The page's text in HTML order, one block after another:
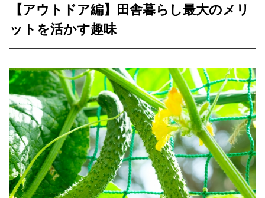
【アウトドア編】田舎暮らし最大のメリ
ットを活かす趣味